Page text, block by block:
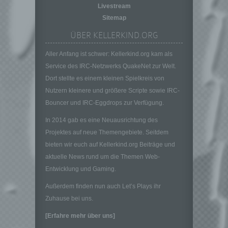
Livestream
Sitemap
ÜBER KELLERKIND.ORG
Aller Anfang ist schwer: Kellerkind.org kam als
Service des IRC-Netzwerks QuakeNet zur Welt.
Dort stellte es einem kleinen Spielkreis von
Nutzern kleinere und größere Scripte sowie IRC-
Bouncer und IRC-Eggdrops zur Verfügung.
In 2014 gab es eine Neuausrichtung des
Projektes auf neue Themengebiete. Seitdem
bieten wir euch auf Kellerkind.org Beiträge und
aktuelle News rund um die Themen Web-
Entwicklung und Gaming.
Außerdem finden nun auch Let’s Plays ihr
Zuhause bei uns.
[Erfahre mehr über uns]
Person angesehen, die direkt oder indirekt,
insbesondere mittels Zuordnung zu einer
Kennnummer, zu Standortdaten, zu einer
mehreren besonderen Merkmalen, die
Ausdruck der physischen, physiologischen,
genetischen, psychischen, wirtschaftlichen,
kulturellen oder sozialen Identität dieser
natürlichen Person sind, identifiziert werden
b) betroffene Person
identifizierbare natürliche Person, deren
personenbezogene Daten von dem für die
Verarbeitung Verantwortlichen verarbeitet
automatisierter Verfahren ausgeführte